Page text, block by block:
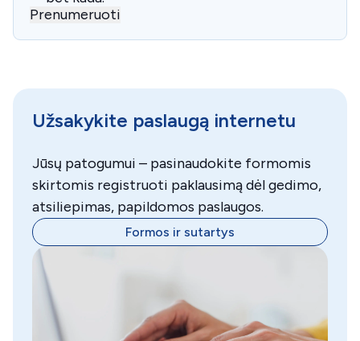
Prenumeruoti
Užsakykite paslaugą internetu
Jūsų patogumui – pasinaudokite formomis
skirtomis registruoti paklausimą dėl gedimo,
atsiliepimas, papildomos paslaugos.
Formos ir sutartys